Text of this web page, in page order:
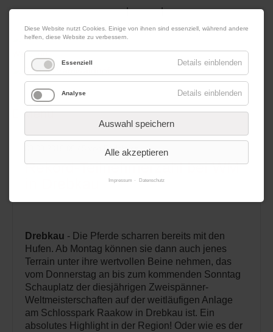
07. August 2026 Impressum|Kontakt|Datenschutz
Werbung
Menü
von Redaktion
Rekord-Teilnehmerzahl bei WM
Drebkau - Die Pferde scharren bereits mit den
Hufen. Ab Montag können sie dann auch jenes
Terrain unter ihre wertvollen Beine nehmen, das
vom Donnerstag an bis zum kommenden Sonntag
Schauplatz der diesjährigen Zweispänner-
Weltmeisterschaften auf der weitläufigen Anlage
am Schlosspark Raakow in Drebkau ist. Ein
absolutes Highlight in der Region! Oder wie es der
Diese Website nutzt Cookies. Einige von ihnen sind essenziell, während andere
helfen, diese Website zu verbessern.
Essenziell Details einblenden
Analyse Details einblenden
Auswahl speichern
Alle akzeptieren
Impressum Datenschutz